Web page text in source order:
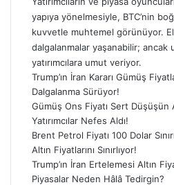
yapıya yönelmesiyle, BTC’nin
kuvvetle muhtemel görünüyor.
dalgalanmalar yaşanabilir; ancak
yatırımcılara umut veriyor.
Trump’ın İran Kararı Gümüş
Dalgalanma Sürüyor!
Gümüş Ons Fiyatı Sert Düşüşün
Yatırımcılar Nefes Aldı!
Brent Petrol Fiyatı 100 Dolar
Altın Fiyatlarını Sınırlıyor!
Trump’ın İran Ertelemesi Altın
Piyasalar Neden Hâlâ Tedirgin?